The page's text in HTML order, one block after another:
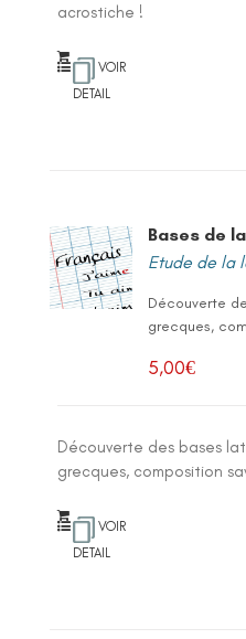
acrostiche !
VOIR
DETAIL
Bases de
Etude de la
Découverte
grecques,
5,00€
Découverte des bases
grecques, composition
VOIR
DETAIL